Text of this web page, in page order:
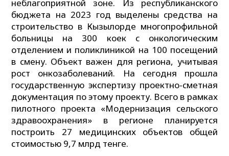
неблагоприятной зоне. Из республиканского
бюджета на 2023 год выделены средства на
строительство в Кызылорде многопрофильной
больницы на 300 коек с онкологическим
отделением и поликлиникой на 100 посещений
в смену. Объект важен для региона, учитывая
рост онкозаболеваний. На сегодня прошла
государственную экспертизу проектно-сметная
документация по этому проекту. Всего в рамках
пилотного проекта «Модернизация сельского
здравоохранения» в регионе планируется
построить 27 медицинских объектов общей
стоимостью 9,7 млрд тенге.